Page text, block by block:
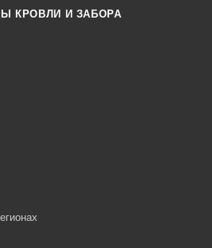
КРОВЛИ И ЗАБОРА